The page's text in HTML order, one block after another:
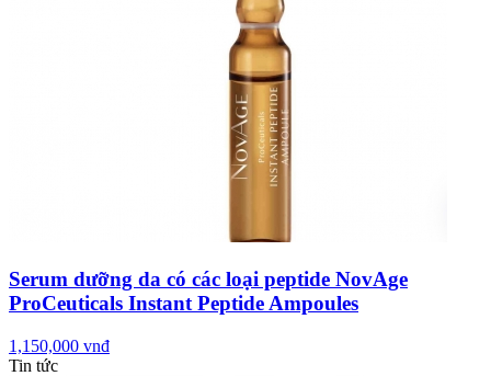
Serum dưỡng da có các loại peptide NovAge
ProCeuticals Instant Peptide Ampoules
1,150,000 vnđ
Tin tức